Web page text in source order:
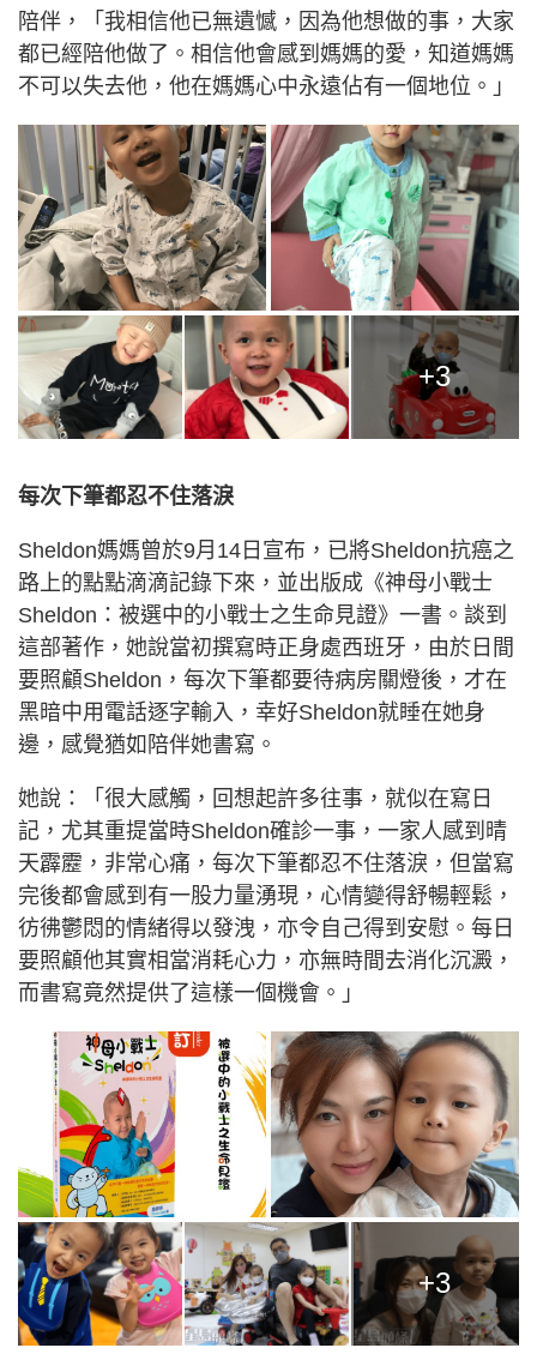
陪伴，「我相信他已無遺憾，因為他想做的事，大家
都已經陪他做了。相信他會感到媽媽的愛，知道媽媽
不可以失去他，他在媽媽心中永遠佔有一個地位。」
+3
每次下筆都忍不住落淚
Sheldon媽媽曾於9月14日宣布，已將Sheldon抗癌之
路上的點點滴滴記錄下來，並出版成《神母小戰士
Sheldon：被選中的小戰士之生命見證》一書。談到
這部著作，她說當初撰寫時正身處西班牙，由於日間
要照顧Sheldon，每次下筆都要待病房關燈後，才在
黑暗中用電話逐字輸入，幸好Sheldon就睡在她身
邊，感覺猶如陪伴她書寫。
她說：「很大感觸，回想起許多往事，就似在寫日
記，尤其重提當時Sheldon確診一事，一家人感到晴
天霹靂，非常心痛，每次下筆都忍不住落淚，但當寫
完後都會感到有一股力量湧現，心情變得舒暢輕鬆，
彷彿鬱悶的情緒得以發洩，亦令自己得到安慰。每日
要照顧他其實相當消耗心力，亦無時間去消化沉澱，
而書寫竟然提供了這樣一個機會。」
+3